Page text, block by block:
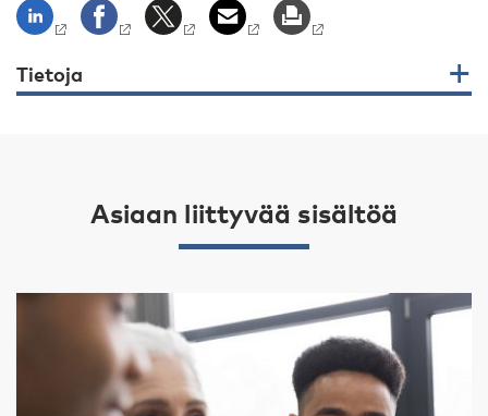
Tietoja
Asiaan liittyvää sisältöä